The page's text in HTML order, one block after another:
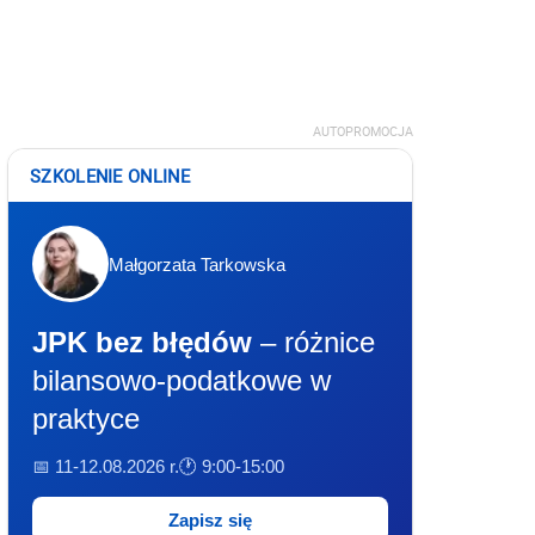
AUTOPROMOCJA
SZKOLENIE ONLINE
Małgorzata Tarkowska
JPK bez błędów – różnice
bilansowo-podatkowe w
praktyce
📅 11-12.08.2026 r.🕐 9:00-15:00
Zapisz się